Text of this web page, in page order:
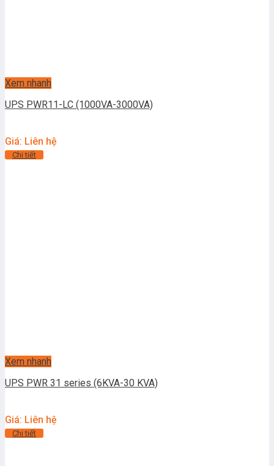
Xem nhanh
UPS PWR11-LC (1000VA-3000VA)
Giá: Liên hệ
Chi tiết
Xem nhanh
UPS PWR 31 series (6KVA-30 KVA)
Giá: Liên hệ
Chi tiết